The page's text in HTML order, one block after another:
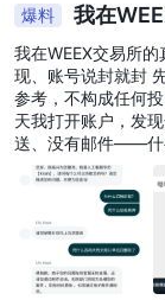
域包括無法訪問的
缺乏專業精神和問
的兩個關鍵因素。
此外，還有五份有
錄的這一事件加劇
考慮到這些無數的
事，並考慮尋求其
常見問題 (FAQ)
網上交易涉及重大
爆料
我在
金、要挟删帖
我在WEEX交易所
现、账号说封就封 先声明：以下每一句话都有截图和录屏，内容仅供
参考，不构成任何投资建议 一、不通知用户，直
天我打开账户，发
送、没有邮件——什么通知都没有。
证金扣除”。我问依
我自己看用户协议里的某个条款。 用户
没找到哪条写着“
接动我的钱。 二、随意风控，账号说封就封 划扣之后没几天，我正
常登录交易，突然
我提交了所有身份